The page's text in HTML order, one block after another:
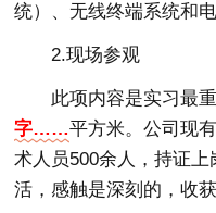
统）、无线终端系统和
2.现场参观
此项内容是实习最
字……平方米。公司现
术人员500余人，持证
活，感触是深刻的，收获